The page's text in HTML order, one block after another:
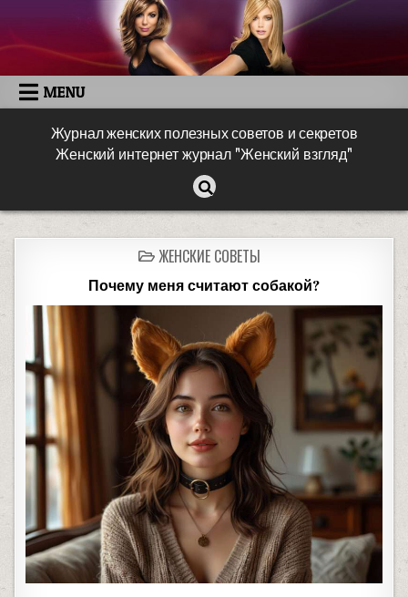
MENU
Журнал женских полезных советов и секретов
Женский интернет журнал "Женский взгляд"
ЖЕНСКИЕ СОВЕТЫ
Почему меня считают собакой?